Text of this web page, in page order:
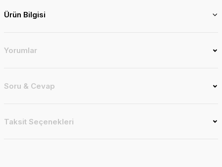
Ürün Bilgisi
Yorumlar
Soru & Cevap
Taksit Seçenekleri